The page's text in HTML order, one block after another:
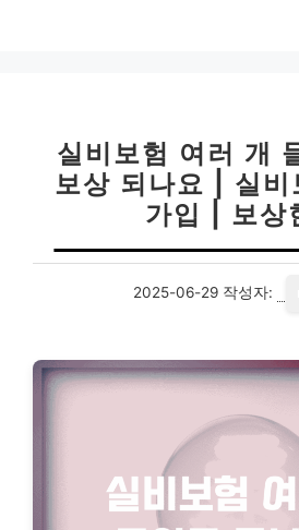
실비보험 여러 개
보상 되나요 | 실
가입 | 보상
2025-06-29 작성자: